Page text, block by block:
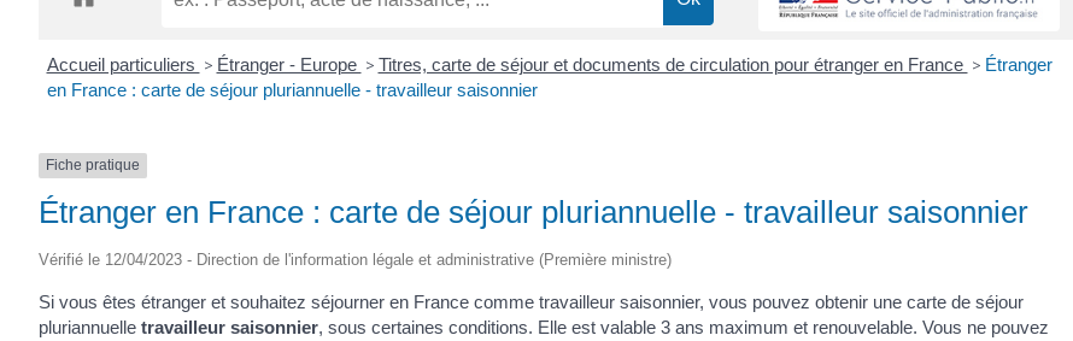
Accueil particuliers > Étranger - Europe > Titres, carte de séjour et documents de circulation pour étranger en France > Étranger
en France : carte de séjour pluriannuelle - travailleur saisonnier
Fiche pratique
Étranger en France : carte de séjour pluriannuelle - travailleur saisonnier
Vérifié le 12/04/2023 - Direction de l'information légale et administrative (Première ministre)
Si vous êtes étranger et souhaitez séjourner en France comme travailleur saisonnier, vous pouvez obtenir une carte de séjour
pluriannuelle travailleur saisonnier, sous certaines conditions. Elle est valable 3 ans maximum et renouvelable. Vous ne pouvez